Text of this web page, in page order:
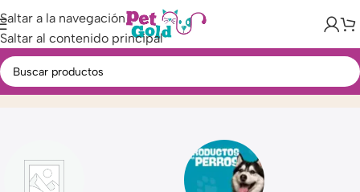
Saltar a la navegación
Saltar al contenido principal
150 GRInicio Producto